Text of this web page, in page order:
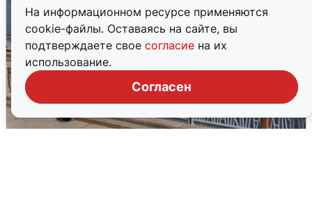
На информационном ресурсе применяются
cookie-файлы. Оставаясь на сайте, вы
подтверждаете свое согласие на их
использование.
Согласен